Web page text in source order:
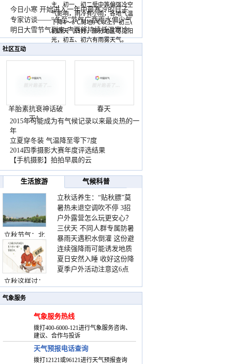
主，初一、初二受中等偏强冷空
气影响，阴冷有小雨，各地气温
下降4～6℃局地8℃以上，初三、
初四天气转好，部分地区可见阳
光，初五、初六有雨雾天气。
今日小寒 开始进入一年中最寒冷的日子
专家访谈——“冬至”节气广西雨水偏少气
温低
明日大雪节气到来 广西将持续低温寒冷
天气
社区互动
羊胎素抗衰神话破
灭！
春天
2015年可能成为有气候记录以来最炎热的一
年
立夏穿冬装 气温降至零下7度
2014四季摄影大赛年度评选结果
【手机摄影】拍拍早晨的云
生活旅游 气候科普
立秋节气：北
立秋这样过：
立秋话养生：“贴秋膘”莫
着急 先清暑再防燥
暑热未退空调吹不停 3招
护住肩颈不酸痛
户外露营怎么玩更安心？
这份攻略请收好
三伏天 不同人群专属防暑
要点请收好
暴雨天遇积水倒灌 这份避
险提示请收好
连续强降雨可能诱发地质
灾害 这些前兆要知道
夏日安然入睡 收好这份降
温小贴士
夏季户外活动注意这6点
气象服务
气象服务热线
拨打400-6000-121进行气象服务咨询、
建议、合作与投诉
天气预报电话查询
拨打12121或96121进行天气预报查询